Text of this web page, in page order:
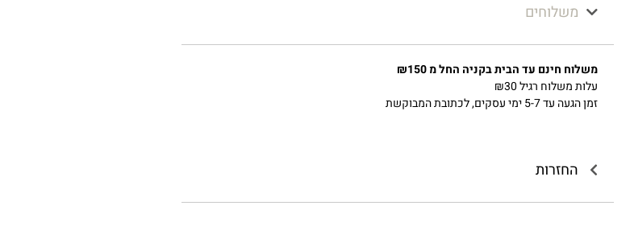
משלוחים
משלוח חינם עד הבית בקניה החל מ ₪150
עלות משלוח רגיל ₪30
זמן הגעה עד 5-7 ימי עסקים, לכתובת המבוקשת
החזרות